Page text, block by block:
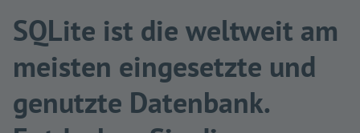
SQLite ist die weltweit am
meisten eingesetzte und
genutzte Datenbank.